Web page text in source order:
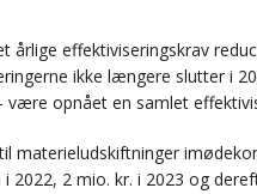
effektiviseringskrav
ikke længere slutter i
opnået en samlet
materieludskiftninger
2 mio. kr. i 2023 og